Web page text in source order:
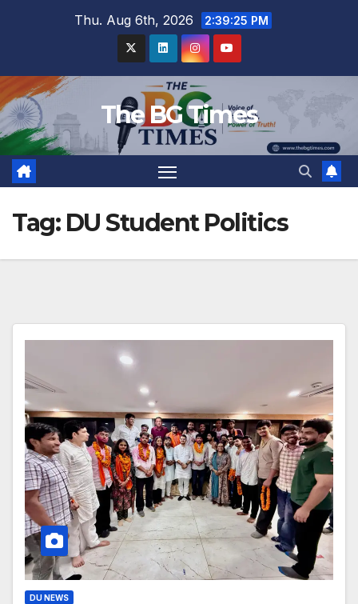
Thu. Aug 6th, 2026 2:39:26 PM
The BG Times
Tag: DU Student Politics
DU NEWS